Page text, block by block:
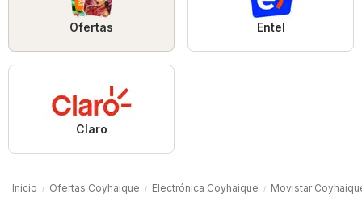
Ofertas Entel
Claro
Inicio Ofertas Coyhaique Electrónica Coyhaique Movistar